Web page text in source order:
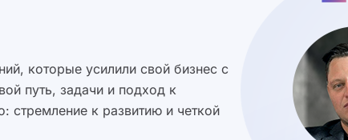
которые усилили свой бизнес с
путь, задачи и подход к
стремление к развитию и четкой